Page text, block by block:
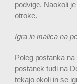
podvige. Naokoli
otroke.
Igra in malica na
Poleg postanka
postanek tudi na
tekajo okoli in se